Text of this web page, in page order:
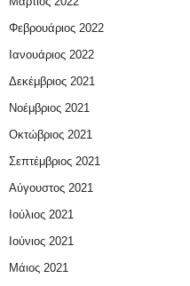
Φεβρουάριος 2022
Ιανουάριος 2022
Δεκέμβριος 2021
Νοέμβριος 2021
Οκτώβριος 2021
Σεπτέμβριος 2021
Αύγουστος 2021
Ιούλιος 2021
Ιούνιος 2021
Μάιος 2021